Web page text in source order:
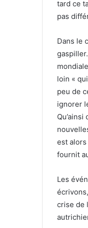
tard ce
pas
Dans le
loin «
peu de
ignorer
est
fournit
Les
crise de